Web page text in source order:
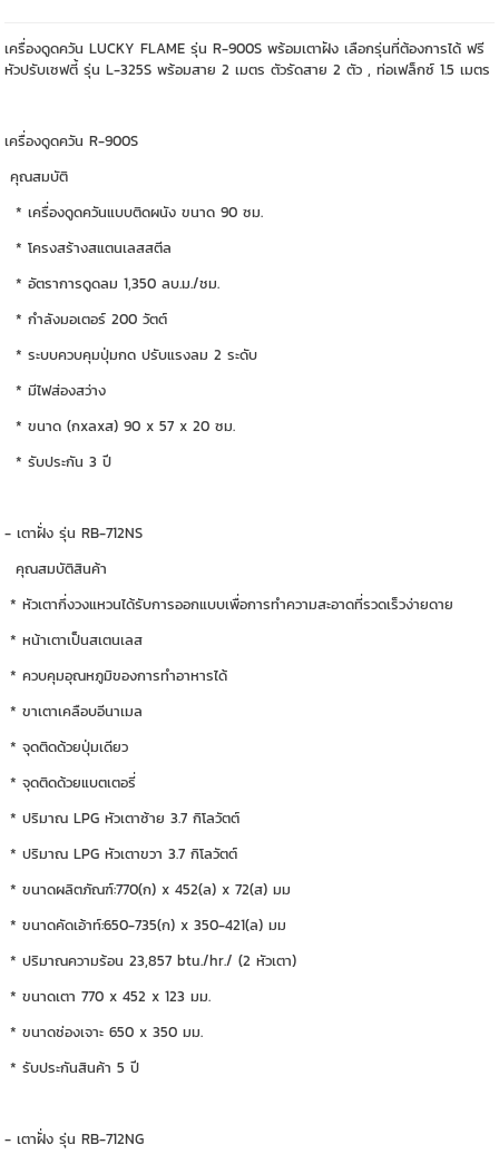
เครื่องดูดควัน LUCKY FLAME รุ่น R-900S พร้อมเตาฝัง เลือกรุ่นที่ต้องการได้ ฟรี
หัวปรับเซฟตี้ รุ่น L-325S พร้อมสาย 2 เมตร ตัวรัดสาย 2 ตัว , ท่อเฟล็กซ์ 1.5 เมตร
เครื่องดูดควัน R-900S
คุณสมบัติ
* เครื่องดูดควันแบบติดผนัง ขนาด 90 ซม.
* โครงสร้างสแตนเลสสตีล
* อัตราการดูดลม 1,350 ลบ.ม./ชม.
* กำลังมอเตอร์ 200 วัตต์
* ระบบควบคุมปุ่มกด ปรับแรงลม 2 ระดับ
* มีไฟส่องสว่าง
* ขนาด (กxลxส) 90 x 57 x 20 ซม.
* รับประกัน 3 ปี
- เตาฝั่ง รุ่น RB-712NS
คุณสมบัติสินค้า
* หัวเตากึ่งวงแหวนได้รับการออกแบบเพื่อการทำความสะอาดที่รวดเร็วง่ายดาย
* หน้าเตาเป็นสเตนเลส
* ควบคุมอุณหภูมิของการทำอาหารได้
* ขาเตาเคลือบอีนาเมล
* จุดติดด้วยปุ่มเดียว
* จุดติดด้วยแบตเตอรี่
* ปริมาณ LPG หัวเตาซ้าย 3.7 กิโลวัตต์
* ปริมาณ LPG หัวเตาขวา 3.7 กิโลวัตต์
* ขนาดผลิตภัณฑ์:770(ก) x 452(ล) x 72(ส) มม
* ขนาดคัดเอ้าท์:650-735(ก) x 350-421(ล) มม
* ปริมาณความร้อน 23,857 btu./hr./ (2 หัวเตา)
* ขนาดเตา 770 x 452 x 123 มม.
* ขนาดช่องเจาะ 650 x 350 มม.
* รับประกันสินค้า 5 ปี
- เตาฝั่ง รุ่น RB-712NG